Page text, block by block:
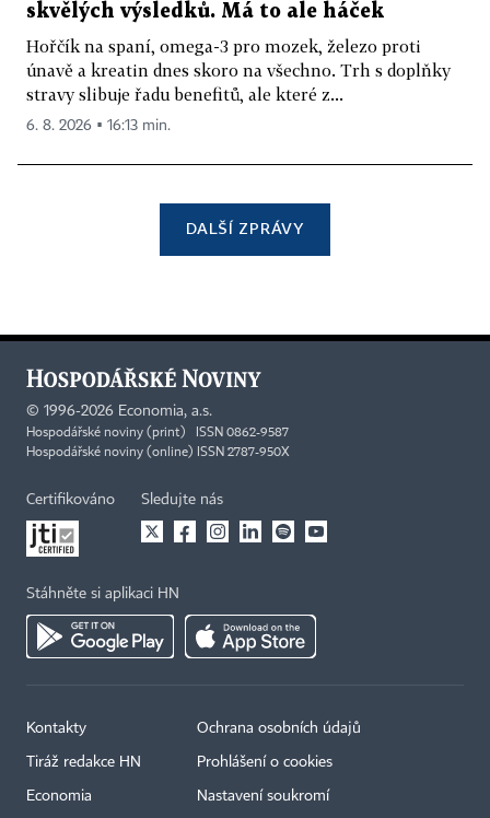
skvělých výsledků. Má to ale háček
Hořčík na spaní, omega-3 pro mozek, železo proti
únavě a kreatin dnes skoro na všechno. Trh s doplňky
stravy slibuje řadu benefitů, ale které z...
6. 8. 2026 ▪ 16:13 min.
DALŠÍ ZPRÁVY
© 1996-2026 Economia, a.s.
Hospodářské noviny (print) ISSN 0862-9587
Hospodářské noviny (online) ISSN 2787-950X
Certifikováno Sledujte nás
Stáhněte si aplikaci HN
Kontakty
Tiráž redakce HN
Economia
Ochrana osobních údajů
Prohlášení o cookies
Nastavení soukromí